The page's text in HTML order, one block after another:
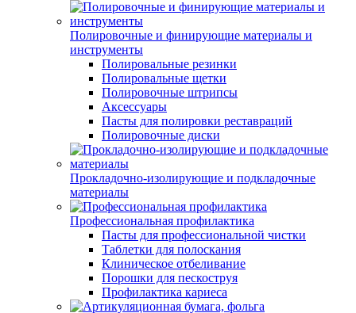
Полировочные и финирующие материалы и
инструменты
Полировальные резинки
Полировальные щетки
Полировочные штрипсы
Аксессуары
Пасты для полировки реставраций
Полировочные диски
Прокладочно-изолирующие и подкладочные
материалы
Профессиональная профилактика
Пасты для профессиональной чистки
Таблетки для полоскания
Клиническое отбеливание
Порошки для пескоструя
Профилактика кариеса